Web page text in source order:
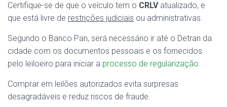
Certifique-se de que o veículo tem o CRLVatualizado, e
que está livre de restrições judiciais ou administrativas.
Segundo o Banco Pan, será necessário ir até o Detran da
cidade com os documentos pessoais e os fornecidos
pelo leiloeiro para iniciar a processo de regularização.
Comprar em leilões autorizados evita surpresas
desagradáveis e reduz riscos de fraude.